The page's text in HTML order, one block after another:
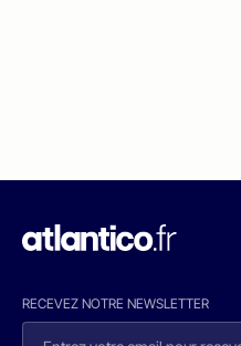
RECEVEZ NOTRE NEWSLETTER